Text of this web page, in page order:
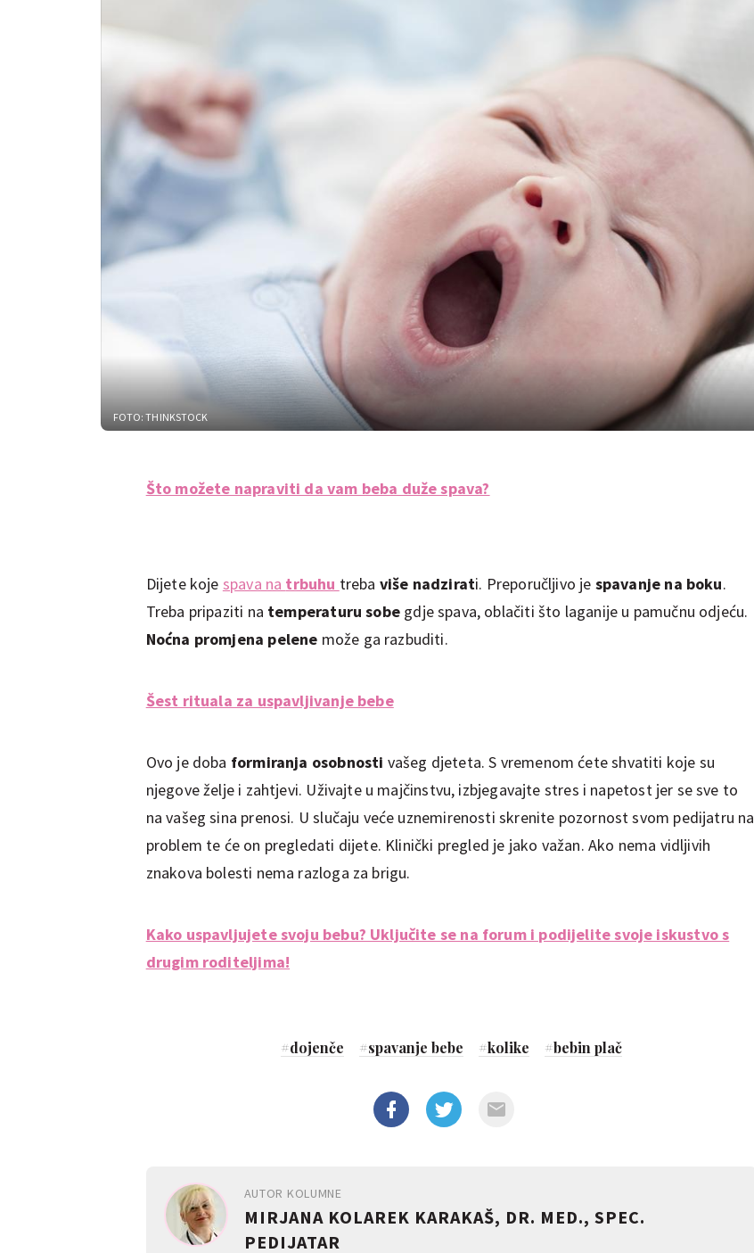
FOTO: THINKSTOCK
Što možete napraviti da vam beba duže spava?
Dijete koje spava na trbuhu treba više nadzirati. Preporučljivo je spavanje na boku.
Treba pripaziti na temperaturu sobegdje spava, oblačiti što laganije u pamučnu odjeću.
Noćna promjena pelene može ga razbuditi.
Šest rituala za uspavljivanje bebe
Ovo je doba formiranja osobnosti vašeg djeteta. S vremenom ćete shvatiti koje su
njegove želje i zahtjevi. Uživajte u majčinstvu, izbjegavajte stres i napetost jer se sve to
na vašeg sina prenosi. U slučaju veće uznemirenosti skrenite pozornost svom pedijatru na
problem te će on pregledati dijete. Klinički pregled je jako važan. Ako nema vidljivih
znakova bolesti nema razloga za brigu.
Kako uspavljujete svoju bebu? Uključite se na forum i podijelite svoje iskustvo s
drugim roditeljima!
#dojenče #spavanje bebe #kolike #bebin plač
AUTOR KOLUMNE
MIRJANA KOLAREK KARAKAŠ, DR. MED., SPEC.
PEDIJATAR